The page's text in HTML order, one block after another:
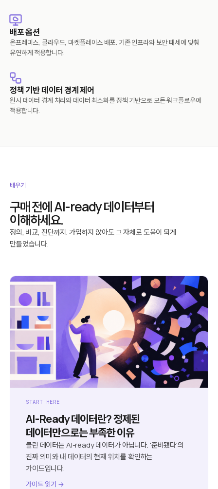
배포 옵션
온프레미스, 클라우드, 마켓플레이스 배포. 기존 인프라와 보안 태세에 맞춰
유연하게 적용합니다.
정책 기반 데이터 경계 제어
원시 데이터 경계 처리와 데이터 최소화를 정책 기반으로 모든 워크플로우에
적용합니다.
배우기
구매 전에 AI-ready 데이터부터
이해하세요.
정의, 비교, 진단까지. 가입하지 않아도 그 자체로 도움이 되게
만들었습니다.
START HERE
AI-Ready 데이터란? 정제된
데이터만으로는 부족한 이유
클린 데이터는 AI-ready 데이터가 아닙니다. '준비됐다'의
진짜 의미와 내 데이터의 현재 위치를 확인하는
가이드입니다.
가이드 읽기 →